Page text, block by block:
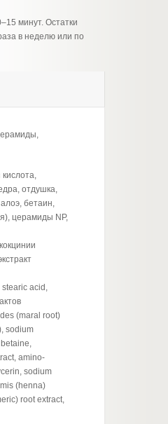
минут. Остатки
в неделю или по
отдушка,
бетаин,
церамиды NP,
acid,
(maral root)
sodium
amino-
sodium
(henna)
root extract,